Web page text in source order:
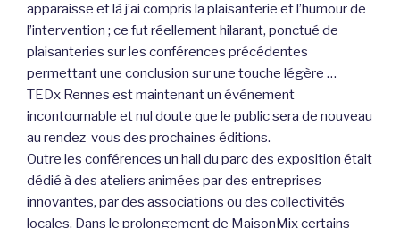
apparaisse et là j’ai compris la plaisanterie et l’humour de
l’intervention ; ce fut réellement hilarant, ponctué de
plaisanteries sur les conférences précédentes
permettant une conclusion sur une touche légère …
TEDx Rennes est maintenant un événement
incontournable et nul doute que le public sera de nouveau
au rendez-vous des prochaines éditions.
Outre les conférences un hall du parc des exposition était
dédié à des ateliers animées par des entreprises
innovantes, par des associations ou des collectivités
locales. Dans le prolongement de MaisonMix certains